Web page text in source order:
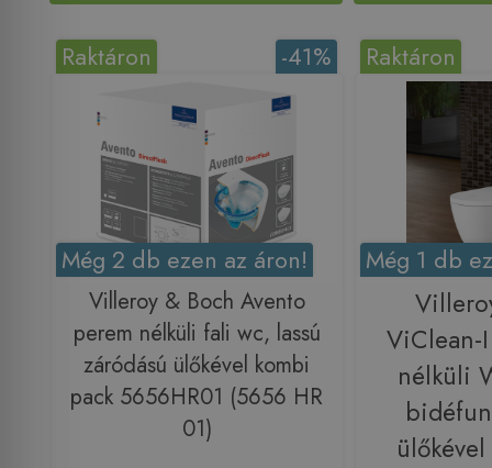
-41%
Raktáron
Még 2 db ezen az áron!
Villeroy & Boch Avento
perem nélküli fali wc, lassú
záródású ülőkével kombi
pack 5656HR01 (5656 HR
01)
Raktáron
Még 1 db
ViClean-
nélküli